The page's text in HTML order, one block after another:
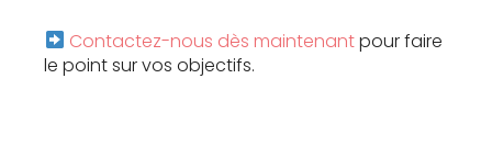
Contactez-nous dès maintenantpour faire
le point sur vos objectifs.